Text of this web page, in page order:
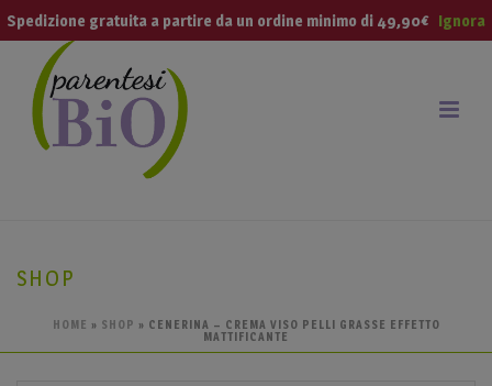
SHOP
HOME » SHOP » CENERINA – CREMA VISO PELLI GRASSE EFFETTO
MATTIFICANTE
Spedizione gratuita a partire da un ordine minimo di 49,90€ Ignora
modal-check